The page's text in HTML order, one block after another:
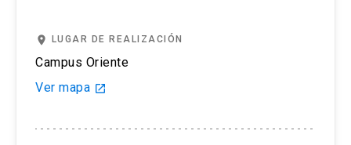
place LUGAR DE REALIZACIÓN
Campus Oriente
Ver mapa launch